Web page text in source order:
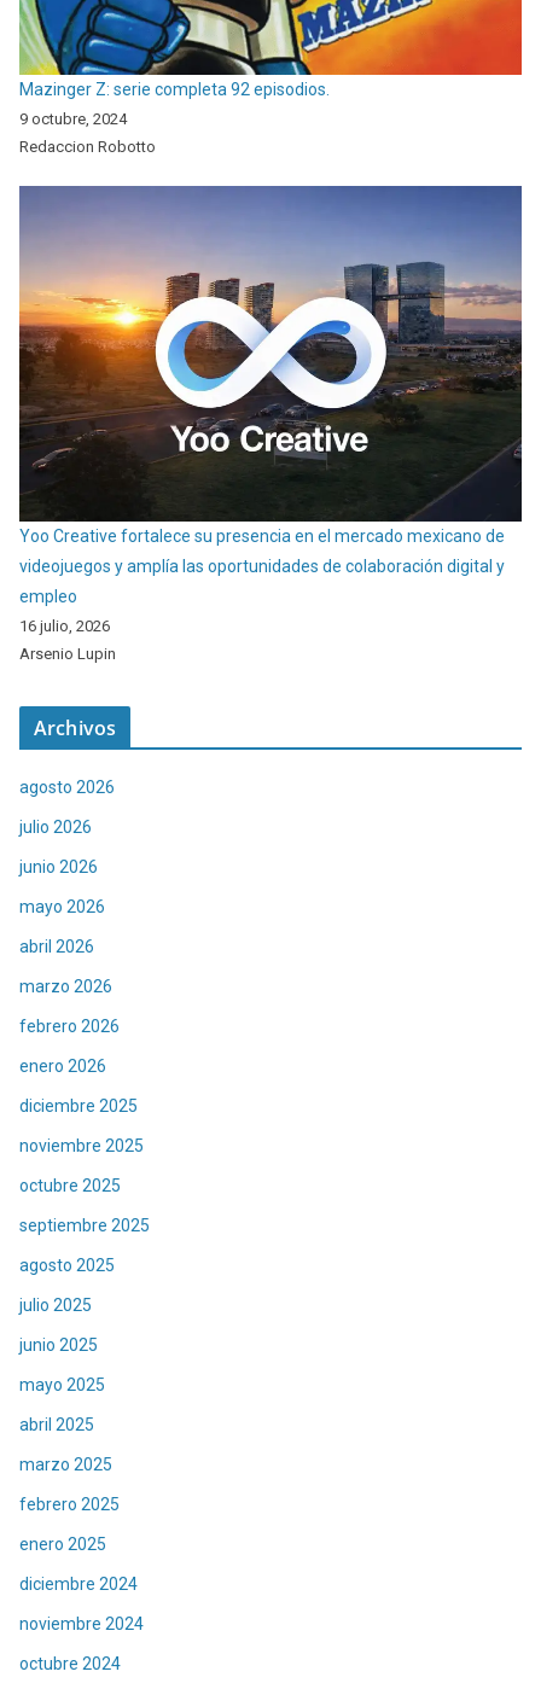
Mazinger Z: serie completa 92 episodios.
9 octubre, 2024
Redaccion Robotto
Yoo Creative fortalece su presencia en el mercado mexicano de
videojuegos y amplía las oportunidades de colaboración digital y
empleo
16 julio, 2026
Arsenio Lupin
Archivos
agosto 2026
julio 2026
junio 2026
mayo 2026
abril 2026
marzo 2026
febrero 2026
enero 2026
diciembre 2025
noviembre 2025
octubre 2025
septiembre 2025
agosto 2025
julio 2025
junio 2025
mayo 2025
abril 2025
marzo 2025
febrero 2025
enero 2025
diciembre 2024
noviembre 2024
octubre 2024